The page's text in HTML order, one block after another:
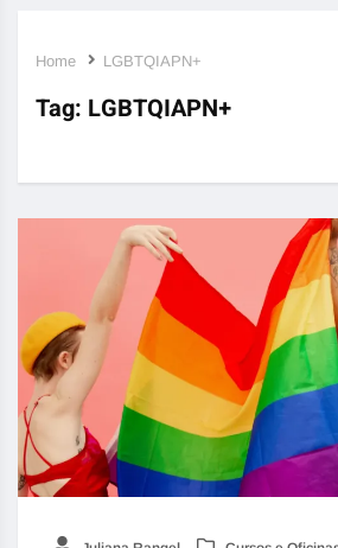
Home LGBTQIAPN+
Tag: LGBTQIAPN+